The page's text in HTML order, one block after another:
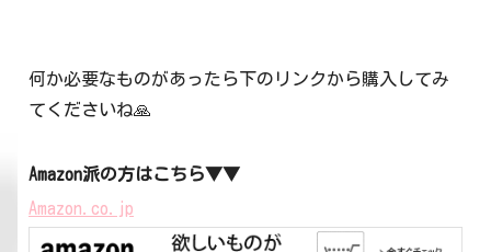
何か必要なものがあったら下のリンクから購入してみ
てくださいね🙏
Amazon派の方はこちら▼▼
Amazon.co.jp